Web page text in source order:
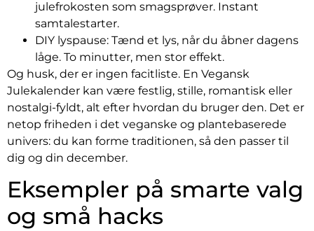
julefrokosten som smagsprøver. Instant
samtalestarter.
DIY lyspause: Tænd et lys, når du åbner dagens
låge. To minutter, men stor effekt.
Og husk, der er ingen facitliste. En Vegansk
Julekalender kan være festlig, stille, romantisk eller
nostalgi-fyldt, alt efter hvordan du bruger den. Det er
netop friheden i det veganske og plantebaserede
univers: du kan forme traditionen, så den passer til
dig og din december.
Eksempler på smarte valg
og små hacks